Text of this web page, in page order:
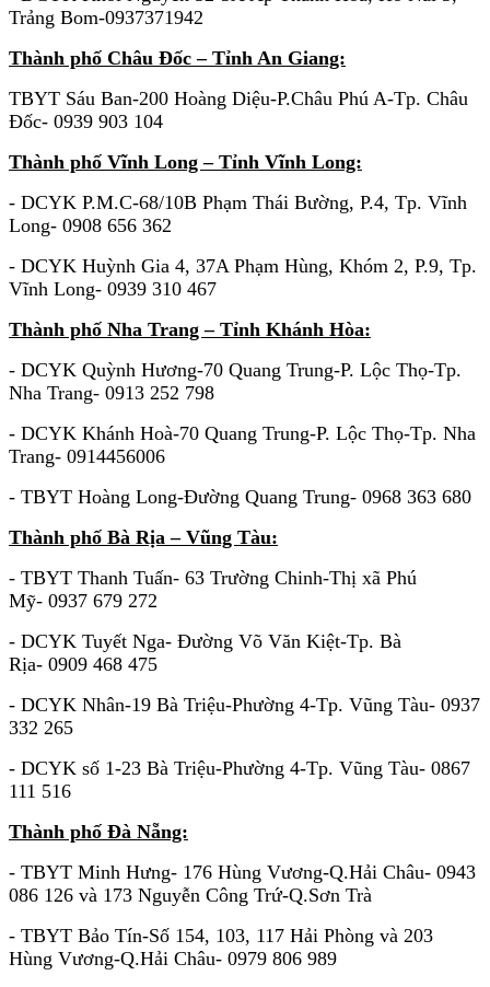
Trảng Bom-0937371942
Thành phố Châu Đốc – Tỉnh An Giang:
TBYT Sáu Ban-200 Hoàng Diệu-P.Châu Phú A-Tp. Châu
Đốc- 0939 903 104
Thành phố Vĩnh Long – Tỉnh Vĩnh Long:
- DCYK P.M.C-68/10B Phạm Thái Bường, P.4, Tp. Vĩnh
Long- 0908 656 362
- DCYK Huỳnh Gia 4, 37A Phạm Hùng, Khóm 2, P.9, Tp.
Vĩnh Long- 0939 310 467
Thành phố Nha Trang – Tỉnh Khánh Hòa:
- DCYK Quỳnh Hương-70 Quang Trung-P. Lộc Thọ-Tp.
Nha Trang- 0913 252 798
- DCYK Khánh Hoà-70 Quang Trung-P. Lộc Thọ-Tp. Nha
Trang- 0914456006
- TBYT Hoàng Long-Đường Quang Trung- 0968 363 680
Thành phố Bà Rịa – Vũng Tàu:
- TBYT Thanh Tuấn- 63 Trường Chinh-Thị xã Phú
Mỹ- 0937 679 272
- DCYK Tuyết Nga- Đường Võ Văn Kiệt-Tp. Bà
Rịa- 0909 468 475
- DCYK Nhân-19 Bà Triệu-Phường 4-Tp. Vũng Tàu- 0937
332 265
- DCYK số 1-23 Bà Triệu-Phường 4-Tp. Vũng Tàu- 0867
111 516
Thành phố Đà Nẵng:
- TBYT Minh Hưng- 176 Hùng Vương-Q.Hải Châu- 0943
086 126 và 173 Nguyễn Công Trứ-Q.Sơn Trà
- TBYT Bảo Tín-Số 154, 103, 117 Hải Phòng và 203
Hùng Vương-Q.Hải Châu- 0979 806 989